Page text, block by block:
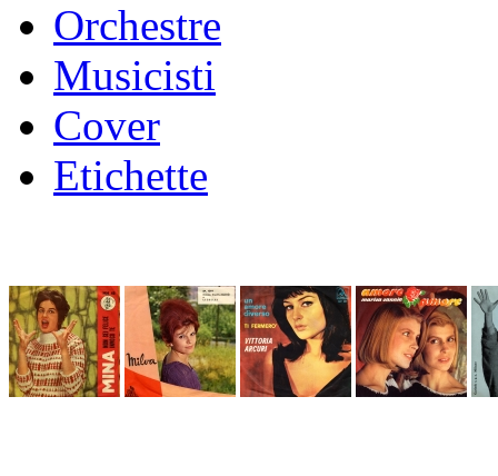
Orchestre
Musicisti
Cover
Etichette